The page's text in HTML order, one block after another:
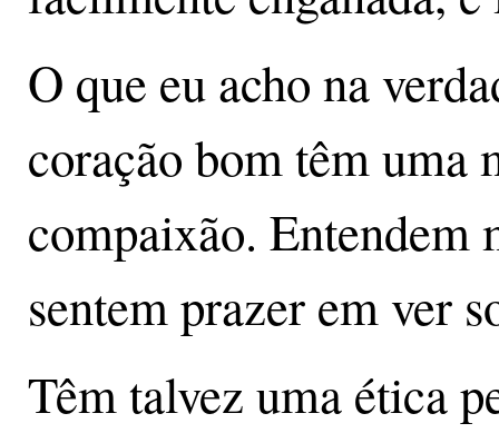
O que eu acho na
coração bom têm uma
compaixão. Entendem
sentem prazer em ver
Têm talvez uma ética